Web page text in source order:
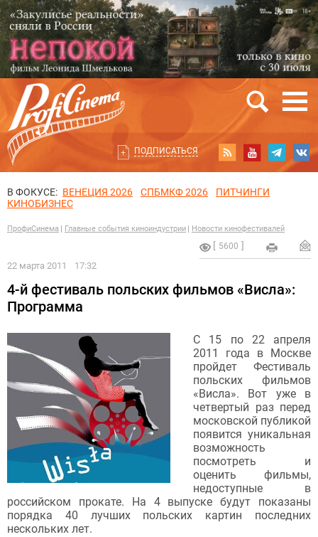
ПОДПИСАТЬСЯ
В ФОКУСЕ: ВЕНЕЦИЯ 2026 СПБМКФ 2026
ПИТЧИНГИ
КИНОБИЗНЕС
ПрофиСинема Главные события киноиндустрии Новости кинофестивалей
5600
22 марта 2011 17:32
4-й фестиваль польских фильмов «Висла»:
Программа
С 15 по 22 апреля
2011 года в Москве
пройдет Фестиваль
польских фильмов
«Висла». Вот уже в
четвертый раз перед
московской публикой
появится уникальная
возможность
посмотреть и
оценить фильмы,
недоступные в
российском прокате. На 4 выпуске будут показаны
порядка 40 лучших польских картин последних
нескольких лет.